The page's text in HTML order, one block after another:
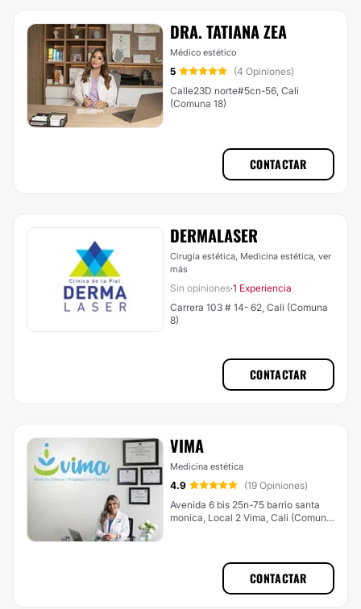
DRA. TATIANA ZEA
Médico estético
5
(4 Opiniones)
Calle23D norte#5cn-56, Cali
(Comuna 18)
CONTACTAR
DERMALASER
Cirugía estética, Medicina estética, ver
más
Sin opiniones·1 Experiencia
Carrera 103 # 14- 62, Cali (Comuna
8)
CONTACTAR
VIMA
Medicina estética
4.9
(19 Opiniones)
Avenida 6 bis 25n-75 barrio santa
monica, Local 2 Vima, Cali (Comuna
CONTACTAR